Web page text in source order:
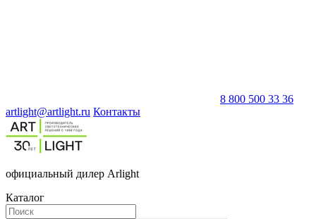
8 800 500 33 36
artlight@artlight.ru Контакты
официальный дилер Arlight
Каталог